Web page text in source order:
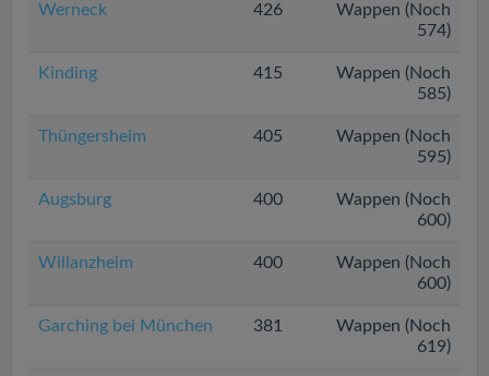
Werneck 426
Wappen (Noch
574)
Kinding 415
Wappen (Noch
585)
Thüngersheim 405
Wappen (Noch
595)
Augsburg 400
Wappen (Noch
600)
Willanzheim 400
Wappen (Noch
600)
Garching bei München 381
Wappen (Noch
619)